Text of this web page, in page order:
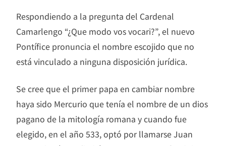
Respondiendo a la pregunta del Cardenal
Camarlengo “¿Que modo vos vocari?”, el nuevo
Pontífice pronuncia el nombre escojido que no
está vinculado a ninguna disposición jurídica.
Se cree que el primer papa en cambiar nombre
haya sido Mercurio que tenía el nombre de un dios
pagano de la mitología romana y cuando fue
elegido, en el año 533, optó por llamarse Juan